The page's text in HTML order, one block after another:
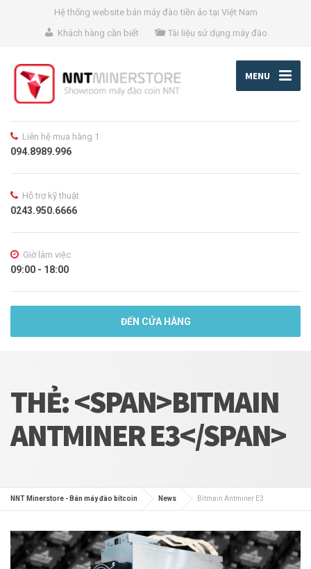
Hệ thống website bán máy đào tiền ảo tại Việt Nam
Khách hàng cần biết
Tài liệu sử dụng máy đào
MENU
Liên hệ mua hàng 1
094.8989.996
Hỗ trợ kỹ thuật
0243.950.6666
Giờ làm việc
09:00 - 18:00
ĐẾN CỬA HÀNG
THẺ: <SPAN>BITMAIN
ANTMINER E3</SPAN>
NNT Minerstore - Bán máy đào bitcoin News Bitmain Antminer E3